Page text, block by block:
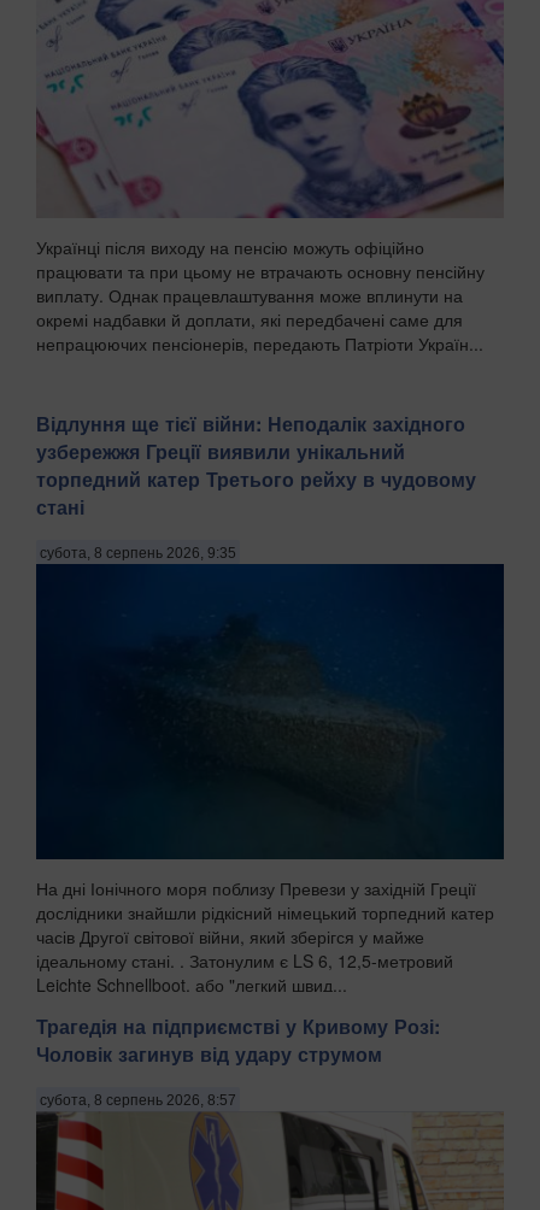
Українці після виходу на пенсію можуть офіційно
працювати та при цьому не втрачають основну пенсійну
виплату. Однак працевлаштування може вплинути на
окремі надбавки й доплати, які передбачені саме для
непрацюючих пенсіонерів, передають Патріоти Україн...
Відлуння ще тієї війни: Неподалік західного
узбережжя Греції виявили унікальний
торпедний катер Третього рейху в чудовому
стані
субота, 8 серпень 2026, 9:35
На дні Іонічного моря поблизу Превези у західній Греції
дослідники знайшли рідкісний німецький торпедний катер
часів Другої світової війни, який зберігся у майже
ідеальному стані. . Затонулим є LS 6, 12,5-метровий
Leichte Schnellboot, або "легкий швид...
Трагедія на підприємстві у Кривому Розі:
Чоловік загинув від удару струмом
субота, 8 серпень 2026, 8:57